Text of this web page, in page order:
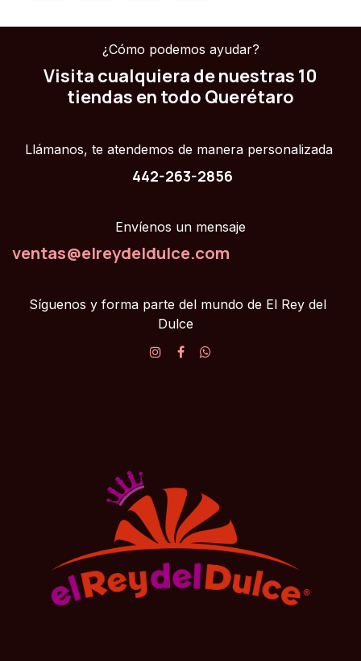
¿Cómo podemos ayudar?
Visita cualquiera de nuestras 10
tiendas en todo Querétaro
Llámanos, te atendemos de manera personalizada
442-263-2856
Envíenos un mensaje
ventas@elreydeldulce.com
Síguenos y forma parte del mundo de El Rey del
Dulce